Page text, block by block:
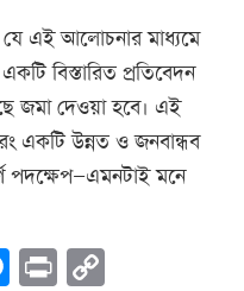
যে এই আলোচনার মাধ্যমে
বিস্তারিত প্রতিবেদন
জমা দেওয়া হবে। এই
একটি উন্নত ও জনবান্ধব
পদক্ষেপ—এমনটাই মনে
Messenger
Print